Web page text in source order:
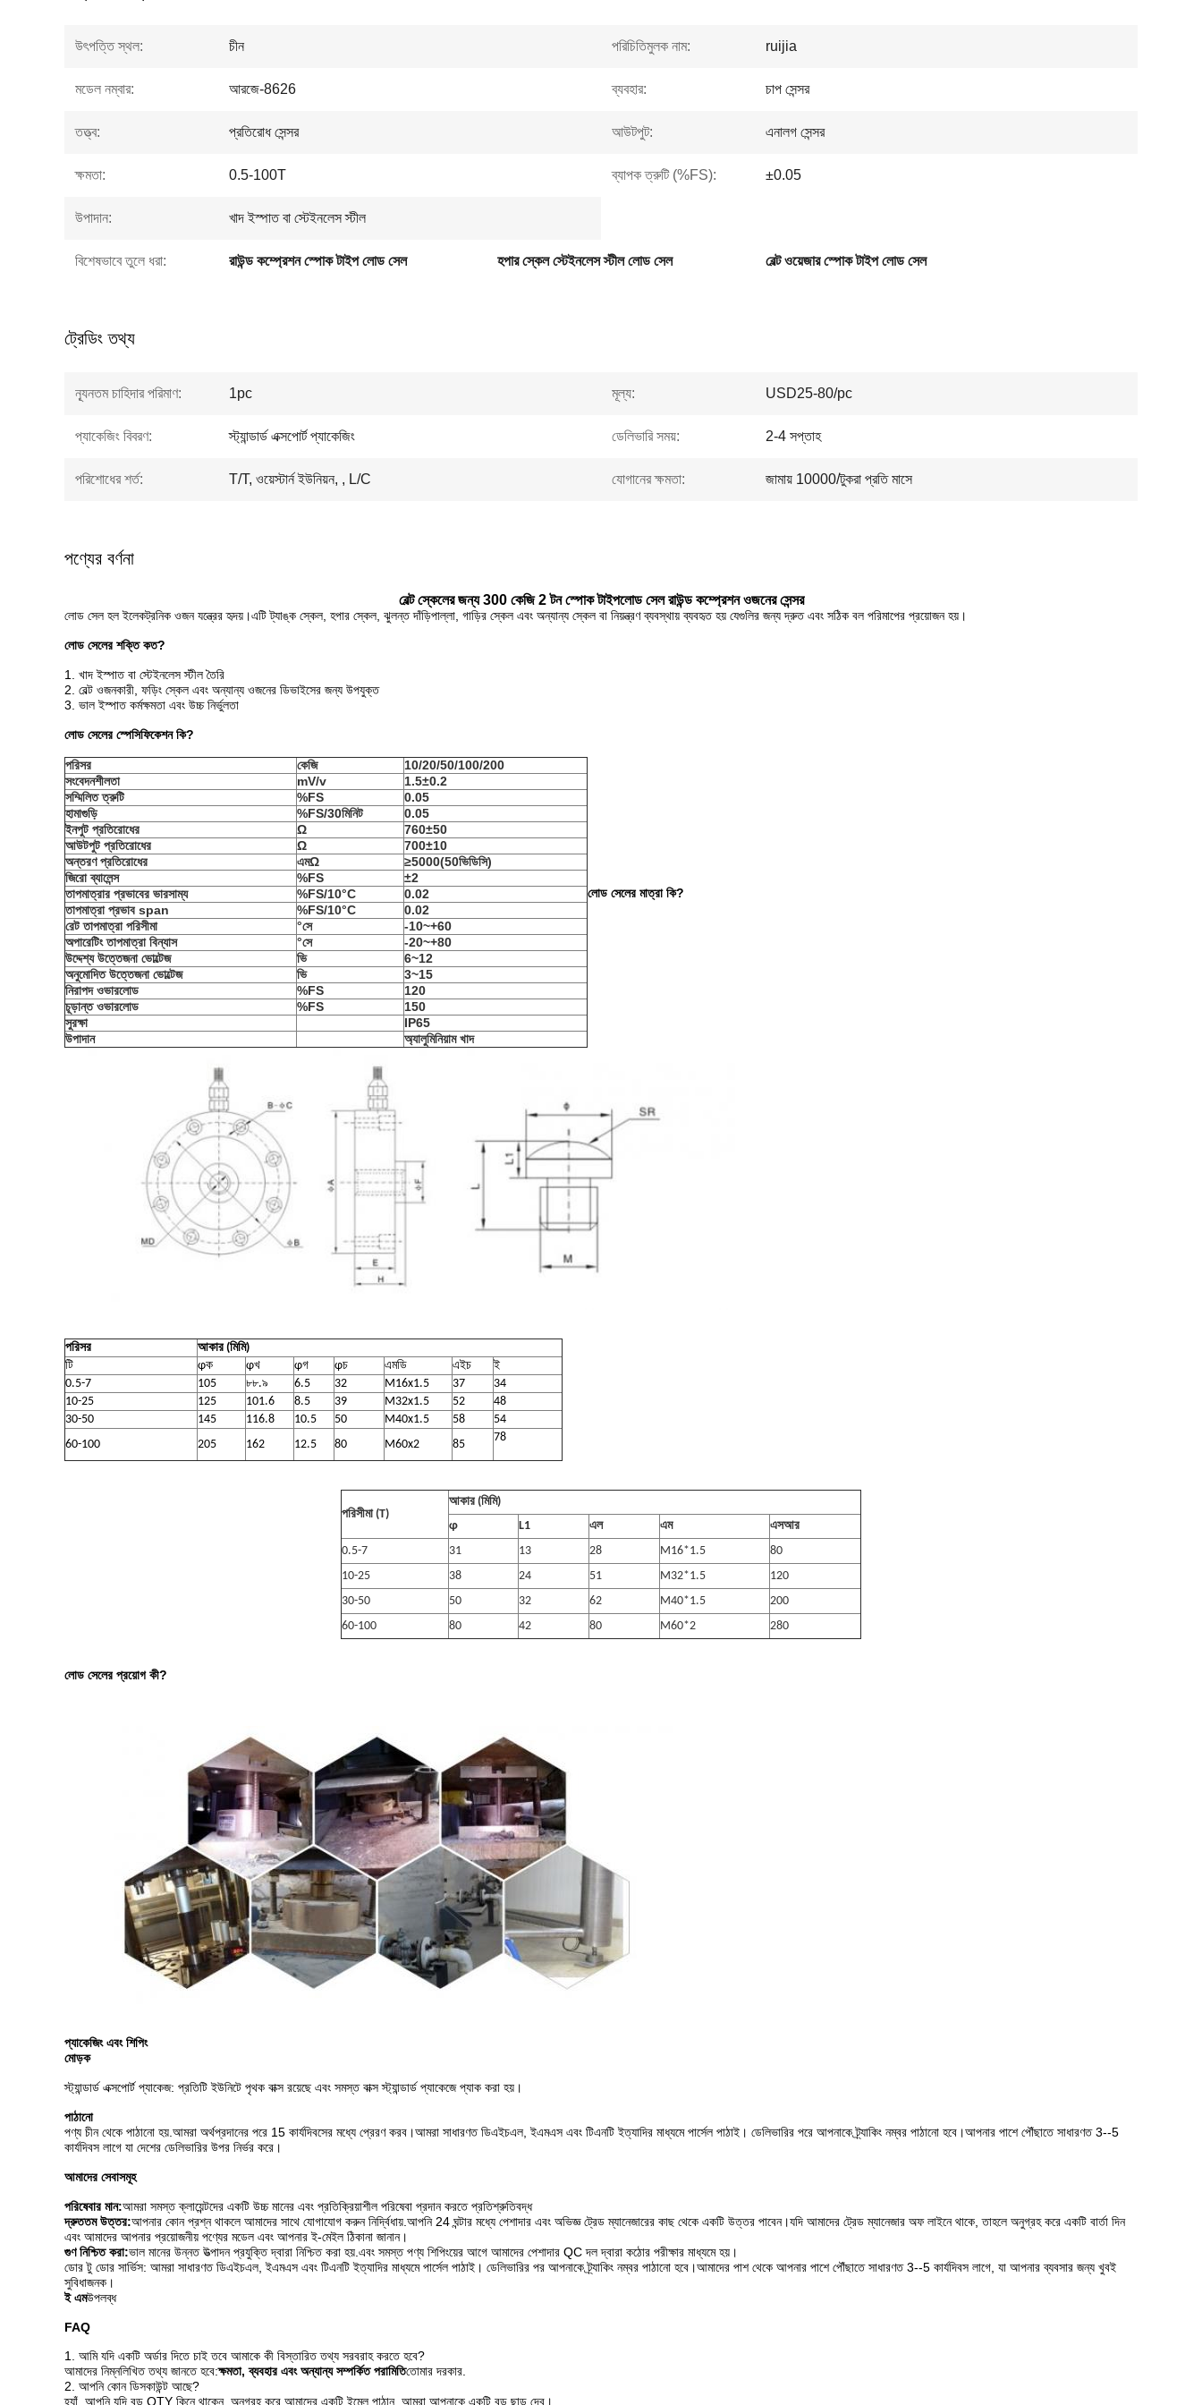
উৎপত্তি স্থল: চীন পরিচিতিমুলক নাম: ruijia
মডেল নম্বার: আরজে-8626 ব্যবহার: চাপ সেন্সর
তত্ত্ব: প্রতিরোধ সেন্সর আউটপুট: এনালগ সেন্সর
ক্ষমতা: 0.5-100T ব্যাপক ত্রুটি (%FS): ±0.05
উপাদান: খাদ ইস্পাত বা স্টেইনলেস স্টীল
বিশেষভাবে তুলে ধরা: রাউন্ড কম্প্রেশন স্পোক টাইপ লোড সেল হপার স্কেল স্টেইনলেস স্টীল লোড সেল বেল্ট ওয়েজার স্পোক টাইপ লোড সেল
ট্রেডিং তথ্য
ন্যূনতম চাহিদার পরিমাণ: 1pc মূল্য: USD25-80/pc
প্যাকেজিং বিবরণ: স্ট্যান্ডার্ড এক্সপোর্ট প্যাকেজিং ডেলিভারি সময়: 2-4 সপ্তাহ
পরিশোধের শর্ত: T/T, ওয়েস্টার্ন ইউনিয়ন, , L/C যোগানের ক্ষমতা: জামায় 10000/টুকরা প্রতি মাসে
পণ্যের বর্ণনা
বেল্ট স্কেলের জন্য 300 কেজি 2 টন স্পোক টাইপলোড সেল রাউন্ড কম্প্রেশন ওজনের সেন্সর
লোড সেল হল ইলেকট্রনিক ওজন যন্ত্রের হৃদয়।এটি ট্যাঙ্ক স্কেল, হপার স্কেল, ঝুলন্ত দাঁড়িপাল্লা, গাড়ির স্কেল এবং অন্যান্য স্কেল বা নিয়ন্ত্রণ ব্যবস্থায় ব্যবহৃত হয় যেগুলির জন্য দ্রুত এবং সঠিক বল পরিমাপের প্রয়োজন হয়।
লোড সেলের শক্তি কত?
1. খাদ ইস্পাত বা স্টেইনলেস স্টীল তৈরি
2. বেল্ট ওজনকারী, ফড়িং স্কেল এবং অন্যান্য ওজনের ডিভাইসের জন্য উপযুক্ত
3. ভাল ইস্পাত কর্মক্ষমতা এবং উচ্চ নির্ভুলতা
লোড সেলের স্পেসিফিকেশন কি?
পরিসর কেজি
10/20/50/100/200
সংবেদনশীলতা
mV/v 1.5±0.2
সম্মিলিত ত্রুটি
%FS
0.05
হামাগুড়ি
%FS/30মিনিট
0.05
ইনপুট প্রতিরোধের
Ω 760±50
আউটপুট প্রতিরোধের
Ω 700±10
অন্তরণ প্রতিরোধের
এমΩ ≥5000(50ভিডিসি)
জিরো ব্যালেন্স
%FS
±2
তাপমাত্রার প্রভাবের ভারসাম্য
%FS/10°C
0.02
তাপমাত্রা প্রভাব span
%FS/10°C
0.02
রেট তাপমাত্রা পরিসীমা
°সে
-10~+60
অপারেটিং তাপমাত্রা বিন্যাস
°সে
-20~+80
উদ্দেশ্য উত্তেজনা ভোল্টেজ
ভি
6~12
অনুমোদিত উত্তেজনা ভোল্টেজ
ভি
3~15
নিরাপদ ওভারলোড
%FS
120
চূড়ান্ত ওভারলোড
%FS
150
সুরক্ষা
IP65
উপাদান
অ্যালুমিনিয়াম খাদ
লোড সেলের মাত্রা কি?
পরিসর
আকার (মিমি)
টি
φক φখ φগ φচ এমডি এইচ
ই
0.5-7
105 ৮৮.৯ 6.5 32 M16x1.5 37
34
10-25
125 101.6 8.5 39 M32x1.5 52
48
30-50
145 116.8 10.5 50 M40x1.5 58
54
60-100
205 162 12.5 80 M60x2 85
78
পরিসীমা (T)
আকার (মিমি)
φ
L1 এল এম
এসআর
0.5-7 31 13 28 M16*1.5
80
10-25 38 24 51 M32*1.5
120
30-50 50 32 62 M40*1.5
200
60-100 80 42 80 M60*2 280
লোড সেলের প্রয়োগ কী?
প্যাকেজিং এবং শিপিং
মোড়ক
স্ট্যান্ডার্ড এক্সপোর্ট প্যাকেজ: প্রতিটি ইউনিটে পৃথক বাক্স রয়েছে এবং সমস্ত বাক্স স্ট্যান্ডার্ড প্যাকেজে প্যাক করা হয়।
পাঠানো
পণ্য চীন থেকে পাঠানো হয়.আমরা অর্থপ্রদানের পরে 15 কার্যদিবসের মধ্যে প্রেরণ করব।আমরা সাধারণত ডিএইচএল, ইএমএস এবং টিএনটি ইত্যাদির মাধ্যমে পার্সেল পাঠাই। ডেলিভারির পরে আপনাকে ট্র্যাকিং নম্বর পাঠানো হবে।আপনার পাশে পৌঁছাতে সাধারণত 3--5
কার্যদিবস লাগে যা দেশের ডেলিভারির উপর নির্ভর করে।
আমাদের সেবাসমূহ
পরিষেবার মান:আমরা সমস্ত ক্লায়েন্টদের একটি উচ্চ মানের এবং প্রতিক্রিয়াশীল পরিষেবা প্রদান করতে প্রতিশ্রুতিবদ্ধ
দ্রুততম উত্তর:আপনার কোন প্রশ্ন থাকলে আমাদের সাথে যোগাযোগ করুন নির্দ্বিধায়.আপনি 24 ঘন্টার মধ্যে পেশাদার এবং অভিজ্ঞ ট্রেড ম্যানেজারের কাছ থেকে একটি উত্তর পাবেন।যদি আমাদের ট্রেড ম্যানেজার অফ লাইনে থাকে, তাহলে অনুগ্রহ করে একটি বার্তা দিন
এবং আমাদের আপনার প্রয়োজনীয় পণ্যের মডেল এবং আপনার ই-মেইল ঠিকানা জানান।
গুণ নিশ্চিত করা:ভাল মানের উন্নত উত্পাদন প্রযুক্তি দ্বারা নিশ্চিত করা হয়.এবং সমস্ত পণ্য শিপিংয়ের আগে আমাদের পেশাদার QC দল দ্বারা কঠোর পরীক্ষার মাধ্যমে হয়।
ডোর টু ডোর সার্ভিস: আমরা সাধারণত ডিএইচএল, ইএমএস এবং টিএনটি ইত্যাদির মাধ্যমে পার্সেল পাঠাই। ডেলিভারির পর আপনাকে ট্র্যাকিং নম্বর পাঠানো হবে।আমাদের পাশ থেকে আপনার পাশে পৌঁছাতে সাধারণত 3--5 কার্যদিবস লাগে, যা আপনার ব্যবসার জন্য খুবই
সুবিধাজনক।
ই এমউপলব্ধ
FAQ
1. আমি যদি একটি অর্ডার দিতে চাই তবে আমাকে কী বিস্তারিত তথ্য সরবরাহ করতে হবে?
আমাদের নিম্নলিখিত তথ্য জানতে হবে:ক্ষমতা, ব্যবহার এবং অন্যান্য সম্পর্কিত পরামিতিতোমার দরকার.
2. আপনি কোন ডিসকাউন্ট আছে?
হ্যাঁ, আপনি যদি বড় QTY কিনে থাকেন, অনুগ্রহ করে আমাদের একটি ইমেল পাঠান, আমরা আপনাকে একটি বড় ছাড় দেব।